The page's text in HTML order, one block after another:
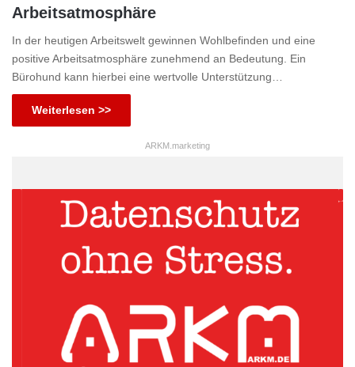
Arbeitsatmosphäre
In der heutigen Arbeitswelt gewinnen Wohlbefinden und eine
positive Arbeitsatmosphäre zunehmend an Bedeutung. Ein
Bürohund kann hierbei eine wertvolle Unterstützung…
Weiterlesen >>
ARKM.marketing